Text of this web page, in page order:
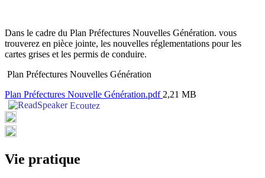
Dans le cadre du Plan Préfectures Nouvelles Génération. vous
trouverez en pièce jointe, les nouvelles réglementations pour les
cartes grises et les permis de conduire.
Plan Préfectures Nouvelles Génération
Plan Préfectures Nouvelle Génération.pdf 2,21 MB
Ecoutez
Vie pratique